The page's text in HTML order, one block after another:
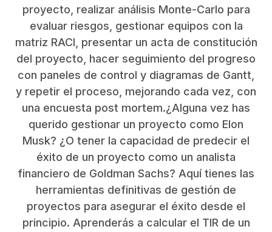
proyecto, realizar análisis Monte-Carlo para
evaluar riesgos, gestionar equipos con la
matriz RACI, presentar un acta de constitución
del proyecto, hacer seguimiento del progreso
con paneles de control y diagramas de Gantt,
y repetir el proceso, mejorando cada vez, con
una encuesta post mortem.¿Alguna vez has
querido gestionar un proyecto como Elon
Musk? ¿O tener la capacidad de predecir el
éxito de un proyecto como un analista
financiero de Goldman Sachs? Aquí tienes las
herramientas definitivas de gestión de
proyectos para asegurar el éxito desde el
principio. Aprenderás a calcular el TIR de un